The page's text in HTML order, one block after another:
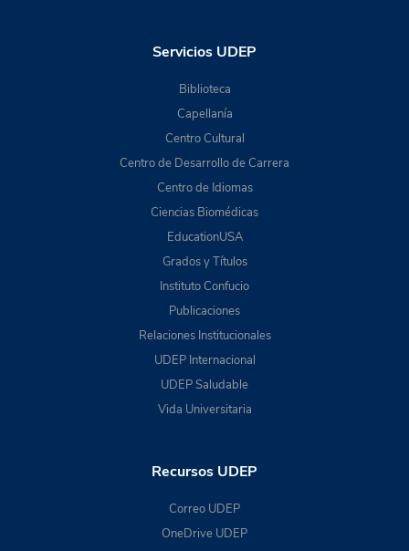
Servicios UDEP
Biblioteca
Capellanía
Centro Cultural
Centro de Desarrollo de Carrera
Centro de Idiomas
Ciencias Biomédicas
EducationUSA
Grados y Títulos
Instituto Confucio
Publicaciones
Relaciones Institucionales
UDEP Internacional
UDEP Saludable
Vida Universitaria
Recursos UDEP
Correo UDEP
OneDrive UDEP